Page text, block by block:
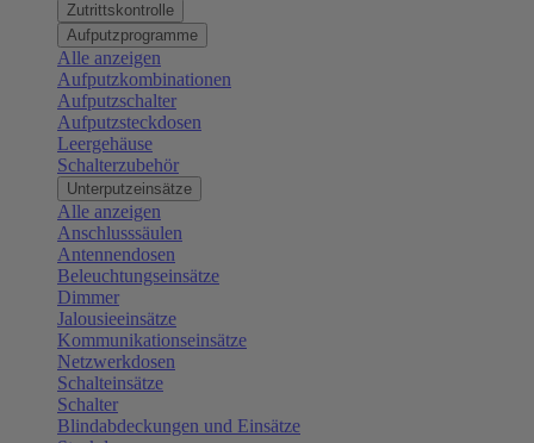
Zutrittskontrolle
Aufputzprogramme
Alle anzeigen
Aufputzkombinationen
Aufputzschalter
Aufputzsteckdosen
Leergehäuse
Schalterzubehör
Unterputzeinsätze
Alle anzeigen
Anschlusssäulen
Antennendosen
Beleuchtungseinsätze
Dimmer
Jalousieeinsätze
Kommunikationseinsätze
Netzwerkdosen
Schalteinsätze
Schalter
Blindabdeckungen und Einsätze